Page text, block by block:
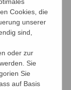
Cookies, die
unserer
sind,
oder zur
Sie
Sie
auf Basis